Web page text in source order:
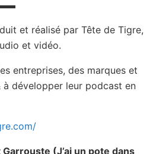
et réalisé par Tête de Tigre,
et vidéo.
entreprises, des marques et
à développer leur podcast en
Garrouste (J’ai un pote dans